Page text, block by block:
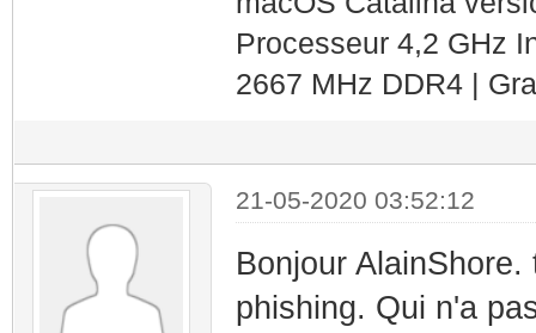
Processeur 4,2 GHz
2667 MHz DDR4 |
21-05-2020 03:52:12
Bonjour
phishing. Qui n'a